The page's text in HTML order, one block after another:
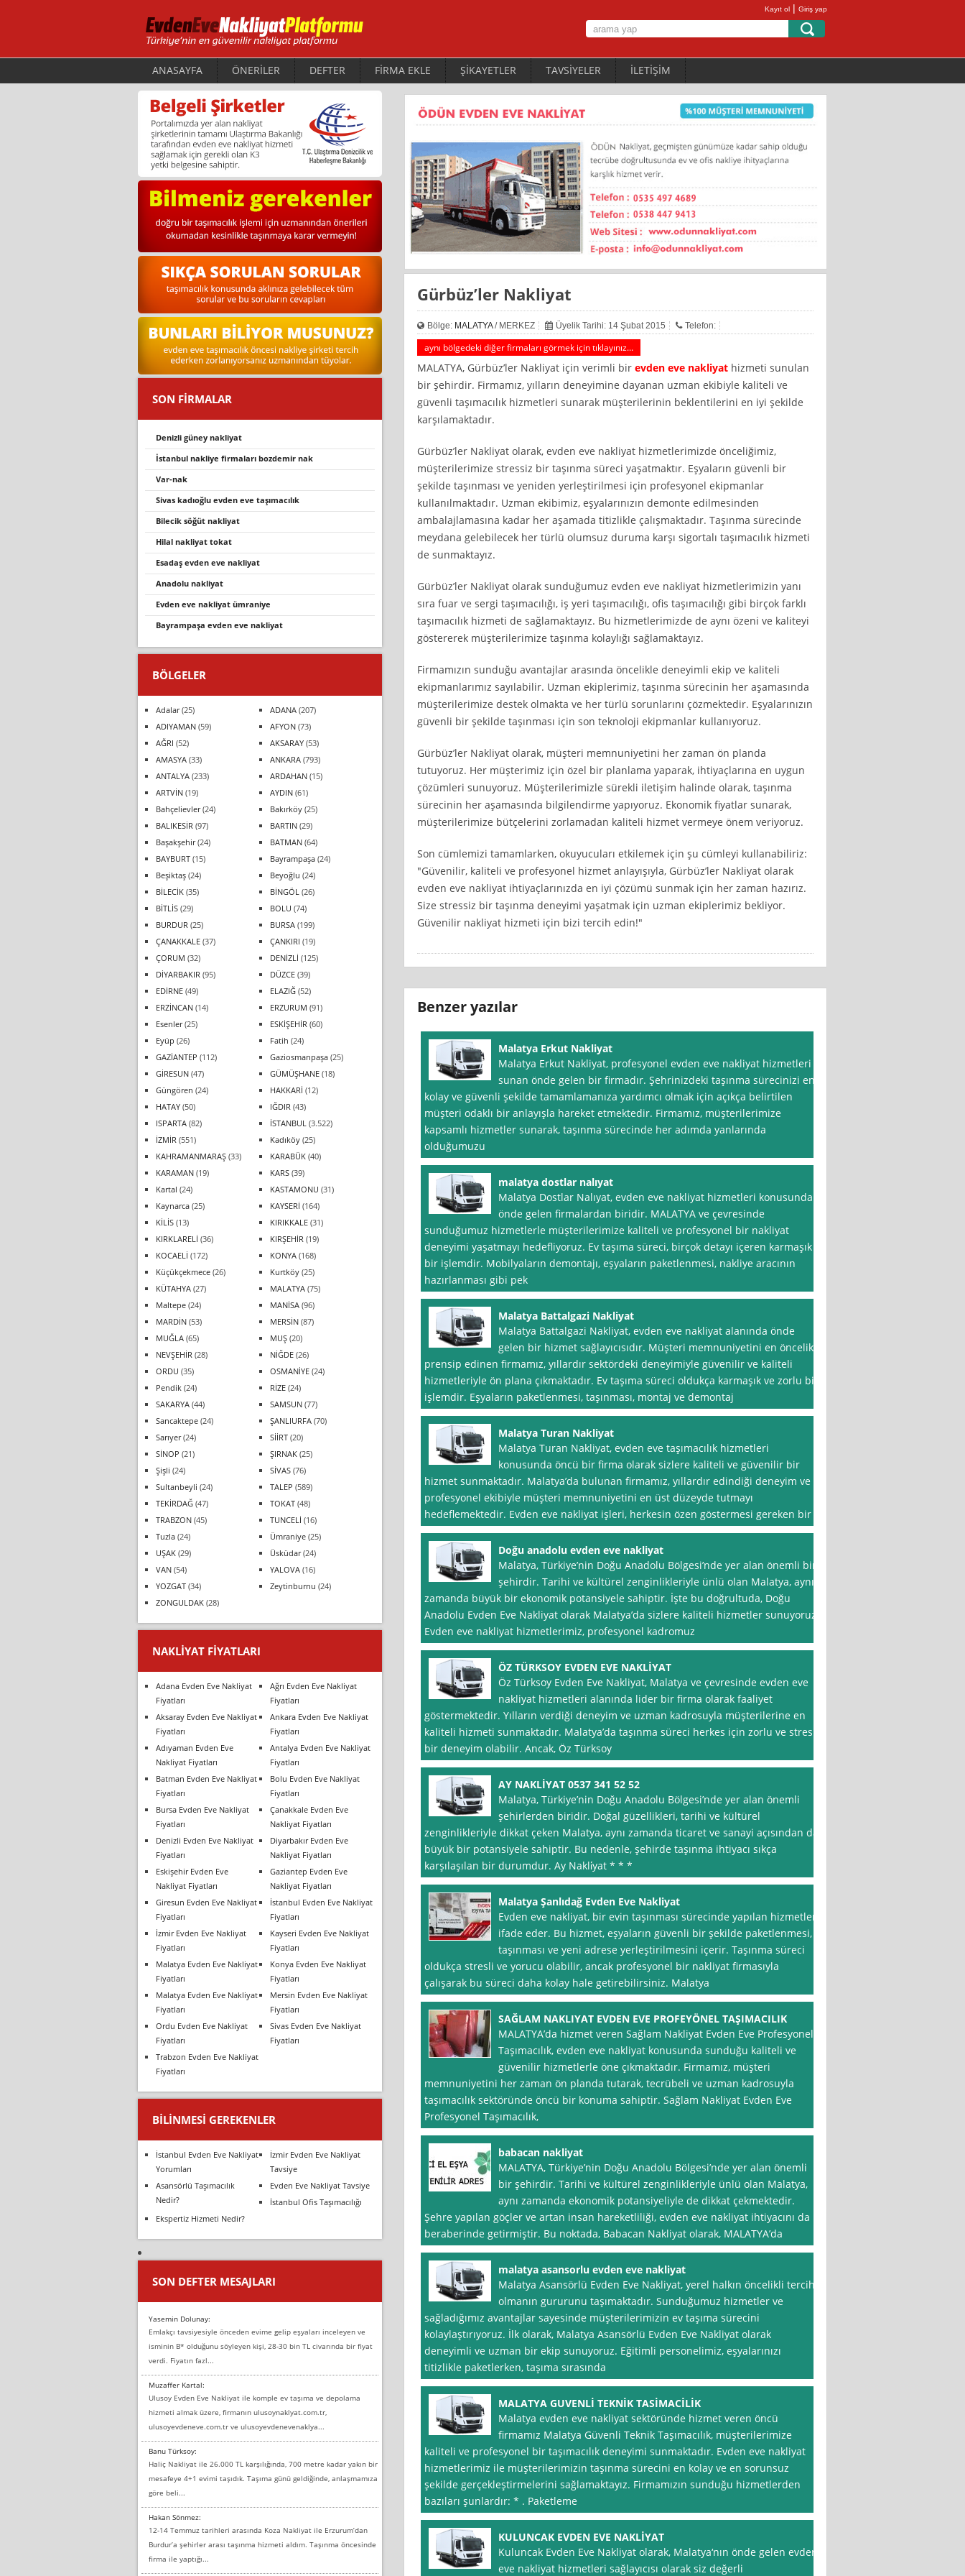
Kayıt ol | Giriş yap
ANASAYFA ÖNERİLER DEFTER FİRMA EKLE ŞİKAYETLER TAVSİYELER İLETİŞİM
Gürbüz’ler Nakliyat
Bölge: MALATYA/ MERKEZ Üyelik Tarihi: 14 Şubat 2015 Telefon:
aynı bölgedeki diğer firmaları görmek için tıklayınız...
MALATYA, Gürbüz’ler Nakliyat için verimli bir evden eve nakliyathizmeti sunulan
bir şehirdir. Firmamız, yılların deneyimine dayanan uzman ekibiyle kaliteli ve
güvenli taşımacılık hizmetleri sunarak müşterilerinin beklentilerini en iyi şekilde
karşılamaktadır.
Gürbüz’ler Nakliyat olarak, evden eve nakliyat hizmetlerimizde önceliğimiz,
müşterilerimize stressiz bir taşınma süreci yaşatmaktır. Eşyaların güvenli bir
şekilde taşınması ve yeniden yerleştirilmesi için profesyonel ekipmanlar
kullanılmaktadır. Uzman ekibimiz, eşyalarınızın demonte edilmesinden
ambalajlamasına kadar her aşamada titizlikle çalışmaktadır. Taşınma sürecinde
meydana gelebilecek her türlü olumsuz duruma karşı sigortalı taşımacılık hizmeti
de sunmaktayız.
Gürbüz’ler Nakliyat olarak sunduğumuz evden eve nakliyat hizmetlerimizin yanı
sıra fuar ve sergi taşımacılığı, iş yeri taşımacılığı, ofis taşımacılığı gibi birçok farklı
taşımacılık hizmeti de sağlamaktayız. Bu hizmetlerimizde de aynı özeni ve kaliteyi
göstererek müşterilerimize taşınma kolaylığı sağlamaktayız.
Firmamızın sunduğu avantajlar arasında öncelikle deneyimli ekip ve kaliteli
ekipmanlarımız sayılabilir. Uzman ekiplerimiz, taşınma sürecinin her aşamasında
müşterilerimize destek olmakta ve her türlü sorunlarını çözmektedir. Eşyalarınızın
güvenli bir şekilde taşınması için son teknoloji ekipmanlar kullanıyoruz.
Gürbüz’ler Nakliyat olarak, müşteri memnuniyetini her zaman ön planda
tutuyoruz. Her müşterimiz için özel bir planlama yaparak, ihtiyaçlarına en uygun
çözümleri sunuyoruz. Müşterilerimizle sürekli iletişim halinde olarak, taşınma
sürecinin her aşamasında bilgilendirme yapıyoruz. Ekonomik fiyatlar sunarak,
müşterilerimize bütçelerini zorlamadan kaliteli hizmet vermeye önem veriyoruz.
Son cümlemizi tamamlarken, okuyucuları etkilemek için şu cümleyi kullanabiliriz:
"Güvenilir, kaliteli ve profesyonel hizmet anlayışıyla, Gürbüz’ler Nakliyat olarak
evden eve nakliyat ihtiyaçlarınızda en iyi çözümü sunmak için her zaman hazırız.
Size stressiz bir taşınma deneyimi yaşatmak için uzman ekiplerimiz bekliyor.
Güvenilir nakliyat hizmeti için bizi tercih edin!"
Benzer yazılar
Malatya Erkut Nakliyat
Malatya Erkut Nakliyat, profesyonel evden eve nakliyat hizmetleri
sunan önde gelen bir firmadır. Şehrinizdeki taşınma sürecinizi en
kolay ve güvenli şekilde tamamlamanıza yardımcı olmak için açıkça belirtilen
müşteri odaklı bir anlayışla hareket etmektedir. Firmamız, müşterilerimize
kapsamlı hizmetler sunarak, taşınma sürecinde her adımda yanlarında
olduğumuzu
malatya dostlar nalıyat
Malatya Dostlar Nalıyat, evden eve nakliyat hizmetleri konusunda
önde gelen firmalardan biridir. MALATYA ve çevresinde
sunduğumuz hizmetlerle müşterilerimize kaliteli ve profesyonel bir nakliyat
deneyimi yaşatmayı hedefliyoruz. Ev taşıma süreci, birçok detayı içeren karmaşık
bir işlemdir. Mobilyaların demontajı, eşyaların paketlenmesi, nakliye aracının
hazırlanması gibi pek
Malatya Battalgazi Nakliyat
Malatya Battalgazi Nakliyat, evden eve nakliyat alanında önde
gelen bir hizmet sağlayıcısıdır. Müşteri memnuniyetini en öncelikli
prensip edinen firmamız, yıllardır sektördeki deneyimiyle güvenilir ve kaliteli
hizmetleriyle ön plana çıkmaktadır. Ev taşıma süreci oldukça karmaşık ve zorlu bir
işlemdir. Eşyaların paketlenmesi, taşınması, montaj ve demontaj
Malatya Turan Nakliyat
Malatya Turan Nakliyat, evden eve taşımacılık hizmetleri
konusunda öncü bir firma olarak sizlere kaliteli ve güvenilir bir
hizmet sunmaktadır. Malatya’da bulunan firmamız, yıllardır edindiği deneyim ve
profesyonel ekibiyle müşteri memnuniyetini en üst düzeyde tutmayı
hedeflemektedir. Evden eve nakliyat işleri, herkesin özen göstermesi gereken bir
Doğu anadolu evden eve nakliyat
Malatya, Türkiye’nin Doğu Anadolu Bölgesi’nde yer alan önemli bir
şehirdir. Tarihi ve kültürel zenginlikleriyle ünlü olan Malatya, aynı
zamanda büyük bir ekonomik potansiyele sahiptir. İşte bu doğrultuda, Doğu
Anadolu Evden Eve Nakliyat olarak Malatya’da sizlere kaliteli hizmetler sunuyoruz.
Evden eve nakliyat hizmetlerimiz, profesyonel kadromuz
ÖZ TÜRKSOY EVDEN EVE NAKLİYAT
Öz Türksoy Evden Eve Nakliyat, Malatya ve çevresinde evden eve
nakliyat hizmetleri alanında lider bir firma olarak faaliyet
göstermektedir. Yılların verdiği deneyim ve uzman kadrosuyla müşterilerine en
kaliteli hizmeti sunmaktadır. Malatya’da taşınma süreci herkes için zorlu ve stresli
bir deneyim olabilir. Ancak, Öz Türksoy
AY NAKLİYAT 0537 341 52 52
Malatya, Türkiye’nin Doğu Anadolu Bölgesi’nde yer alan önemli
şehirlerden biridir. Doğal güzellikleri, tarihi ve kültürel
zenginlikleriyle dikkat çeken Malatya, aynı zamanda ticaret ve sanayi açısından da
büyük bir potansiyele sahiptir. Bu nedenle, şehirde taşınma ihtiyacı sıkça
karşılaşılan bir durumdur. Ay Nakli̇yat * * *
Malatya Şanlıdağ Evden Eve Nakliyat
Evden eve nakliyat, bir evin taşınması sürecinde yapılan hizmetleri
ifade eder. Bu hizmet, eşyaların güvenli bir şekilde paketlenmesi,
taşınması ve yeni adrese yerleştirilmesini içerir. Taşınma süreci
oldukça stresli ve yorucu olabilir, ancak profesyonel bir nakliyat firmasıyla
çalışarak bu süreci daha kolay hale getirebilirsiniz. Malatya
SAĞLAM NAKLIYAT EVDEN EVE PROFEYÖNEL TAŞIMACILIK
MALATYA’da hizmet veren Sağlam Nakliyat Evden Eve Profesyonel
Taşımacılık, evden eve nakliyat konusunda sunduğu kaliteli ve
güvenilir hizmetlerle öne çıkmaktadır. Firmamız, müşteri
memnuniyetini her zaman ön planda tutarak, tecrübeli ve uzman kadrosuyla
taşımacılık sektöründe öncü bir konuma sahiptir. Sağlam Nakliyat Evden Eve
Profesyonel Taşımacılık,
babacan nakliyat
MALATYA, Türkiye’nin Doğu Anadolu Bölgesi’nde yer alan önemli
bir şehirdir. Tarihi ve kültürel zenginlikleriyle ünlü olan Malatya,
aynı zamanda ekonomik potansiyeliyle de dikkat çekmektedir.
Şehre yapılan göçler ve artan insan hareketliliği, evden eve nakliyat ihtiyacını da
beraberinde getirmiştir. Bu noktada, Babacan Nakliyat olarak, MALATYA’da
malatya asansorlu evden eve nakliyat
Malatya Asansörlü Evden Eve Nakliyat, yerel halkın öncelikli tercihi
olmanın gururunu taşımaktadır. Sunduğumuz hizmetler ve
sağladığımız avantajlar sayesinde müşterilerimizin ev taşıma sürecini
kolaylaştırıyoruz. İlk olarak, Malatya Asansörlü Evden Eve Nakliyat olarak
deneyimli ve uzman bir ekip sunuyoruz. Eğitimli personelimiz, eşyalarınızı
titizlikle paketlerken, taşıma sırasında
MALATYA GUVENLİ TEKNİK TASİMACİLİK
Malatya evden eve nakliyat sektöründe hizmet veren öncü
firmamız Malatya Güvenli Teknik Taşımacılık, müşterilerimize
kaliteli ve profesyonel bir taşımacılık deneyimi sunmaktadır. Evden eve nakliyat
hizmetlerimiz ile müşterilerimizin taşınma sürecini en kolay ve en sorunsuz
şekilde gerçekleştirmelerini sağlamaktayız. Firmamızın sunduğu hizmetlerden
bazıları şunlardır: * . Paketleme
KULUNCAK EVDEN EVE NAKLİYAT
Kuluncak Evden Eve Nakliyat olarak, Malatya‘nın önde gelen evden
eve nakliyat hizmetleri sağlayıcısı olarak siz değerli
SON FİRMALAR
denizli güney nakliyat
i̇stanbul nakli̇ye fi̇rmalari bozdemi̇r nak
var-nak
sivas kadıoğlu evden eve taşımacılık
bilecik söğüt nakliyat
hilal nakliyat tokat
esadaş evden eve nakliyat
anadolu nakliyat
evden eve nakliyat ümraniye
bayrampaşa evden eve nakli̇yat
BÖLGELER
Adalar(25) ADANA (207)
ADIYAMAN (59) AFYON (73)
AĞRI (52) AKSARAY (53)
AMASYA (33) ANKARA (793)
ANTALYA (233) ARDAHAN (15)
ARTVİN (19) AYDIN (61)
Bahçelievler(24) Bakırköy (25)
BALIKESİR (97) BARTIN (29)
Başakşehir(24) BATMAN (64)
BAYBURT (15) Bayrampaşa (24)
Beşiktaş (24) Beyoğlu (24)
BİLECİK (35) BİNGÖL (26)
BİTLİS (29) BOLU (74)
BURDUR (25) BURSA (199)
ÇANAKKALE (37) ÇANKIRI (19)
ÇORUM (32) DENİZLİ (125)
DİYARBAKIR (95) DÜZCE (39)
EDİRNE (49) ELAZIĞ (52)
ERZİNCAN (14) ERZURUM (91)
Esenler(25) ESKİŞEHİR (60)
Eyüp (26) Fatih (24)
GAZİANTEP (112) Gaziosmanpaşa (25)
GİRESUN (47) GÜMÜŞHANE (18)
Güngören (24) HAKKARİ (12)
HATAY (50) IĞDIR (43)
ISPARTA (82) İSTANBUL (3.522)
İZMİR (551) Kadıköy (25)
KAHRAMANMARAŞ (33) KARABÜK (40)
KARAMAN (19) KARS (39)
Kartal (24) KASTAMONU (31)
Kaynarca (25) KAYSERİ (164)
KİLİS (13) KIRIKKALE (31)
KIRKLARELİ (36) KIRŞEHİR (19)
KOCAELİ (172) KONYA (168)
Küçükçekmece (26) Kurtköy (25)
KÜTAHYA (27) MALATYA (75)
Maltepe (24) MANİSA (96)
MARDİN (53) MERSİN (87)
MUĞLA (65) MUŞ (20)
NEVŞEHİR (28) NİĞDE (26)
ORDU (35) OSMANİYE (24)
Pendik (24) RİZE (24)
SAKARYA (44) SAMSUN (77)
Sancaktepe (24) ŞANLIURFA (70)
Sarıyer(24) SİİRT (20)
SİNOP (21) ŞIRNAK (25)
Şişli (24) SİVAS (76)
Sultanbeyli (24) TALEP (589)
TEKİRDAĞ (47) TOKAT (48)
TRABZON (45) TUNCELİ (16)
Tuzla (24) Ümraniye (25)
UŞAK (29) Üsküdar(24)
VAN (54) YALOVA (16)
YOZGAT (34) Zeytinburnu (24)
ZONGULDAK (28)
NAKLIYAT FIYATLARI
Adana Evden Eve Nakliyat
Fiyatları
Ağrı Evden Eve Nakliyat
Fiyatları
Aksaray Evden Eve Nakliyat
Fiyatları
Ankara Evden Eve Nakliyat
Fiyatları
Adıyaman Evden Eve
Nakliyat Fiyatları
Antalya Evden Eve Nakliyat
Fiyatları
Batman Evden Eve Nakliyat
Fiyatları
Bolu Evden Eve Nakliyat
Fiyatları
Bursa Evden Eve Nakliyat
Fiyatları
Çanakkale Evden Eve
Nakliyat Fiyatları
Denizli Evden Eve Nakliyat
Fiyatları
Diyarbakır Evden Eve
Nakliyat Fiyatları
Eskişehir Evden Eve
Nakliyat Fiyatları
Gaziantep Evden Eve
Nakliyat Fiyatları
Giresun Evden Eve Nakliyat
Fiyatları
İstanbul Evden Eve Nakliyat
Fiyatları
İzmir Evden Eve Nakliyat
Fiyatları
Kayseri Evden Eve Nakliyat
Fiyatları
Malatya Evden Eve Nakliyat
Fiyatları
Konya Evden Eve Nakliyat
Fiyatları
Malatya Evden Eve Nakliyat
Fiyatları
Mersin Evden Eve Nakliyat
Fiyatları
Ordu Evden Eve Nakliyat
Fiyatları
Sivas Evden Eve Nakliyat
Fiyatları
Trabzon Evden Eve Nakliyat
Fiyatları
BILINMESI GEREKENLER
İstanbul Evden Eve Nakliyat
Yorumları
İzmir Evden Eve Nakliyat
Tavsiye
Asansörlü Taşımacılık
Nedir?
Evden Eve Nakliyat Tavsiye
İstanbul Ofis Taşımacılığı
Ekspertiz Hizmeti Nedir?
SON DEFTER MESAJLARI
Yasemin Dolunay:
Emlakçı tavsiyesiyle önceden evime gelip eşyaları inceleyen ve
isminin B* olduğunu söyleyen kişi, 28-30 bin TL civarında bir fiyat
verdi. Fiyatın fazl...
Muzaffer Kartal:
Ulusoy Evden Eve Nakliyat ile komple ev taşıma ve depolama
hizmeti almak üzere, firmanın ulusoynaklyat.com.tr,
ulusoyevdeneve.com.tr ve ulusoyevdenevenaklya...
Banu Türksoy:
Haliç Nakliyat ile 26.000 TL karşılığında, 700 metre kadar yakın bir
mesafeye 4+1 evimi taşıdık. Taşıma günü geldiğinde, anlaşmamıza
göre beli...
Hakan Sönmez:
12-14 Temmuz tarihleri arasında Koza Nakliyat ile Erzurum’dan
Burdur’a şehirler arası taşınma hizmeti aldım. Taşınma öncesinde
firma ile yaptığı...